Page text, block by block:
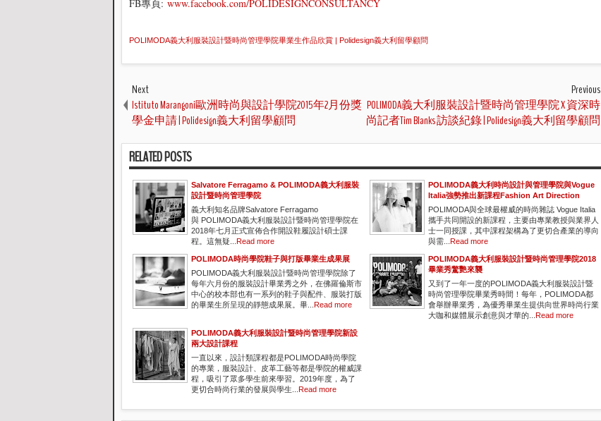
FB專頁: www.facebook.com/POLIDESIGNCONSULTANCY
POLIMODA義大利服裝設計暨時尚管理學院畢業生作品欣賞 | Polidesign義大利留學顧問
Next
Istituto Marangoni歐洲時尚與設計學院2015年2月份獎
學金申請 | Polidesign義大利留學顧問
Previous
POLIMODA義大利服裝設計暨時尚管理學院 X 資深時
尚記者Tim Blanks 訪談紀錄 | Polidesign義大利留學顧問
RELATED POSTS
Salvatore Ferragamo & POLIMODA義大利服裝
設計暨時尚管理學院
義大利知名品牌Salvatore Ferragamo
與 POLIMODA義大利服裝設計暨時尚管理學院在
2018年七月正式宣佈合作開設鞋履設計碩士課
程。這無疑... Read more
POLIMODA義大利時尚設計與管理學院與Vogue
Italia強勢推出新課程Fashion Art Direction
POLIMODA與全球最權威的時尚雜誌 Vogue Italia
攜手共同開設的新課程，主要由專業教授與業界人
士一同授課，其中課程架構為了更切合產業的導向
與需... Read more
POLIMODA時尚學院鞋子與打版畢業生成果展
POLIMODA義大利服裝設計暨時尚管理學院除了
每年六月份的服裝設計畢業秀之外，在佛羅倫斯市
中心的校本部也有一系列的鞋子與配件、服裝打版
的畢業生所呈現的靜態成果展。畢... Read more
POLIMODA義大利服裝設計暨時尚管理學院2018
畢業秀驚艷來襲
又到了一年一度的POLIMODA義大利服裝設計暨
時尚管理學院畢業秀時間！每年，POLIMODA都
會舉辦畢業秀，為優秀畢業生提供向世界時尚行業
大咖和媒體展示創意與才華的... Read more
POLIMODA義大利服裝設計暨時尚管理學院新設
兩大設計課程
一直以來，設計類課程都是POLIMODA時尚學院
的專業，服裝設計、皮革工藝等都是學院的權威課
程，吸引了眾多學生前來學習。2019年度，為了
更切合時尚行業的發展與學生... Read more